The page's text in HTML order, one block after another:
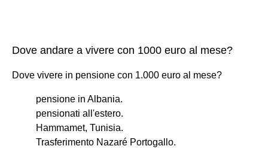
Dove andare a vivere con 1000 euro al mese?
Dove vivere in pensione con 1.000 euro al mese?
pensione in Albania.
pensionati all'estero.
Hammamet, Tunisia.
Trasferimento Nazaré Portogallo.